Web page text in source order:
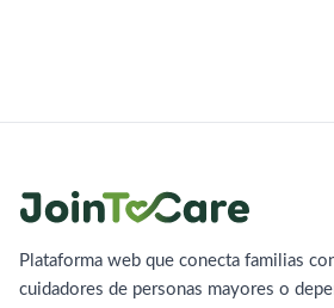
Plataforma web que conecta familias
cuidadores de personas mayores o